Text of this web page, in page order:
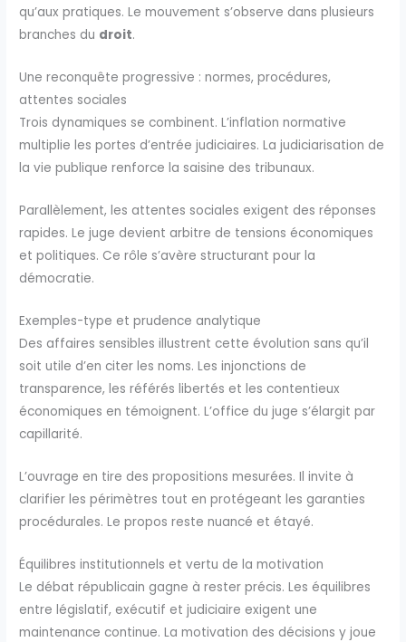
qu’aux pratiques. Le mouvement s’observe dans plusieurs
branches du droit.
Une reconquête progressive : normes, procédures,
attentes sociales
Trois dynamiques se combinent. L’inflation normative
multiplie les portes d’entrée judiciaires. La judiciarisation de
la vie publique renforce la saisine des tribunaux.
Parallèlement, les attentes sociales exigent des réponses
rapides. Le juge devient arbitre de tensions économiques
et politiques. Ce rôle s’avère structurant pour la
démocratie.
Exemples-type et prudence analytique
Des affaires sensibles illustrent cette évolution sans qu’il
soit utile d’en citer les noms. Les injonctions de
transparence, les référés libertés et les contentieux
économiques en témoignent. L’office du juge s’élargit par
capillarité.
L’ouvrage en tire des propositions mesurées. Il invite à
clarifier les périmètres tout en protégeant les garanties
procédurales. Le propos reste nuancé et étayé.
Équilibres institutionnels et vertu de la motivation
Le débat républicain gagne à rester précis. Les équilibres
entre législatif, exécutif et judiciaire exigent une
maintenance continue. La motivation des décisions y joue